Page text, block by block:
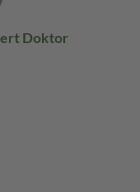
Doktor